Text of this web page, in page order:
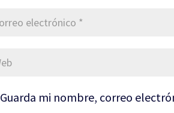
Guarda mi nombre, correo